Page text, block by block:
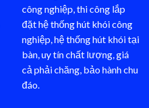
công nghiệp, thi công lắp
đặt hệ thống hút khói công
nghiệp, hệ thống hút khói tại
bàn, uy tín chất lượng, giá
cả phải chăng, bảo hành chu
đáo.